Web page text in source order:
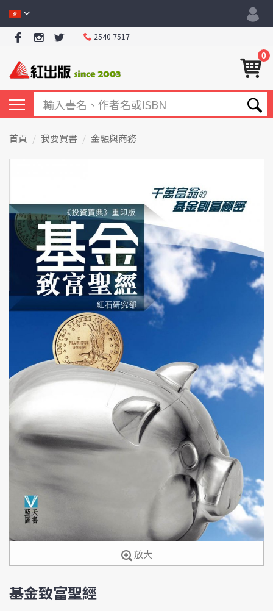
2540 7517
0
首頁 我要買書 金融與商務
放大
基金致富聖經